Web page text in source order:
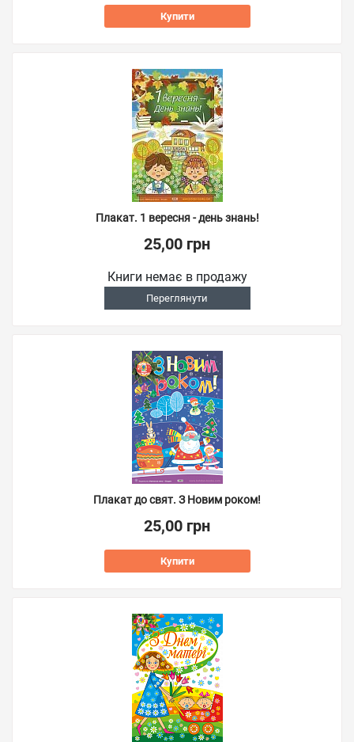
Купити
Плакат. 1 вересня - день знань!
25,00 грн
Книги немає в продажу
Переглянути
Плакат до свят. З Новим роком!
25,00 грн
Купити